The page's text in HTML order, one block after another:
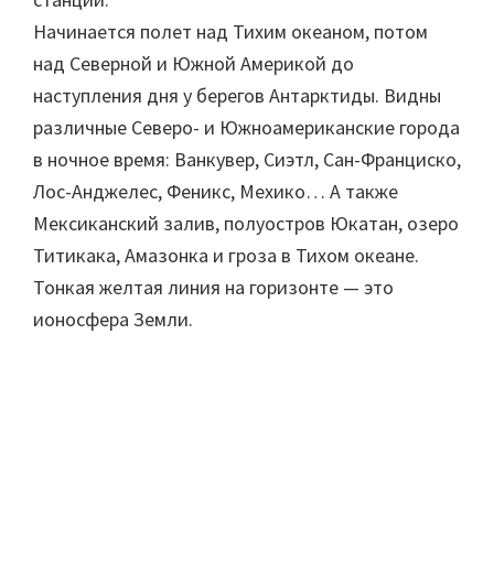
Начинается полет над Тихим океаном, потом
над Северной и Южной Америкой до
наступления дня у берегов Антарктиды. Видны
различные Северо- и Южноамериканские города
в ночное время: Ванкувер, Сиэтл, Сан-Франциско,
Лос-Анджелес, Феникс, Мехико… А также
Мексиканский залив, полуостров Юкатан, озеро
Титикака, Амазонка и гроза в Тихом океане.
Тонкая желтая линия на горизонте — это
ионосфера Земли.